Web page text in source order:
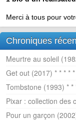
Merci à tous pour
Chroniques
Meurtre au soleil
Get out (2017) * * * * *
Tombstone (1993) * *
Pixar : collection des
Pour un garçon